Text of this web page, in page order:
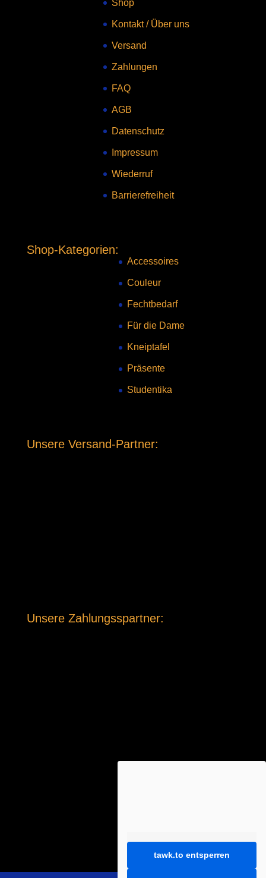
Shop
Kontakt/ Über uns
Versand
Zahlungen
FAQ
AGB
Datenschutz
Impressum
Wiederruf
Barrierefreiheit
Shop-Kategorien:
Accessoires
Couleur
Fechtbedarf
Für die Dame
Kneiptafel
Präsente
Studentika
Unsere Versand-Partner:
Unsere Zahlungsspartner:
tawk.to entsperren